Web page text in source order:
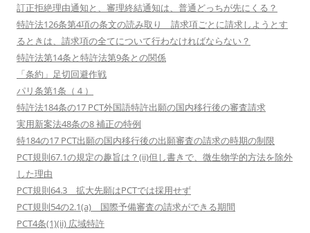
訂正拒絶理由通知と、審理終結通知は、普通どっちが先にくる？
特許法126条第4項の条文の読み取り 請求項ごとに請求しようとす
るときは、請求項の全てについて行わなければならない？
特許法第14条と特許法第9条との関係
「条約」足切回避作戦
パリ条第1条（４）
特許法184条の17 PCT外国語特許出願の国内移行後の審査請求
実用新案法48条の8 補正の特例
特184の17 PCT出願の国内移行後の出願審査の請求の時期の制限
PCT規則67.1の規定の趣旨は？(ii)但し書きで、微生物学的方法を除外
した理由
PCT規則64.3 拡大先願はPCTでは採用せず
PCT規則54の2.1(a) 国際予備審査の請求ができる期間
PCT4条(1)(ii) 広域特許